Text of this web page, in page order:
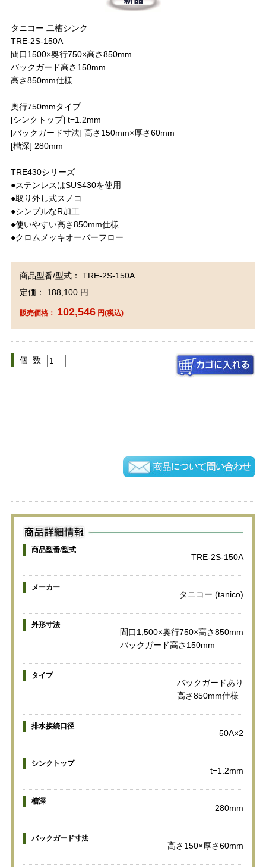
タニコー 二槽シンク
TRE-2S-150A
間口1500×奥行750×高さ850mm
バックガード高さ150mm
高さ850mm仕様
奥行750mmタイプ
[シンクトップ] t=1.2mm
[バックガード寸法] 高さ150mm×厚さ60mm
[槽深] 280mm
TRE430シリーズ
●ステンレスはSUS430を使用
●取り外し式スノコ
●シンプルなR加工
●使いやすい高さ850mm仕様
●クロムメッキオーバーフロー
商品型番/型式： TRE-2S-150A
定価： 188,100 円
販売価格： 102,546円(税込)
個 数
商品型番/型式
TRE-2S-150A
メーカー
タニコー (tanico)
外形寸法
間口1,500×奥行750×高さ850mm
バックガード高さ150mm
タイプ
バックガードあり
高さ850mm仕様
排水接続口径
50A×2
シンクトップ
t=1.2mm
槽深
280mm
バックガード寸法
高さ150×厚さ60mm